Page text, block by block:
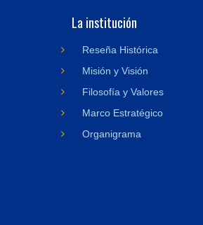
La institución
Reseña Histórica
Misión y Visión
Filosofía y Valores
Marco Estratégico
Organigrama